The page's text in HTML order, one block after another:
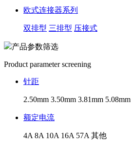
欧式连接器系列
双排型 三排型 压接式
产品参数筛选
Product parameter screening
针距
2.50mm 3.50mm 3.81mm 5.08mm
额定电流
4A 8A 10A 16A 57A 其他